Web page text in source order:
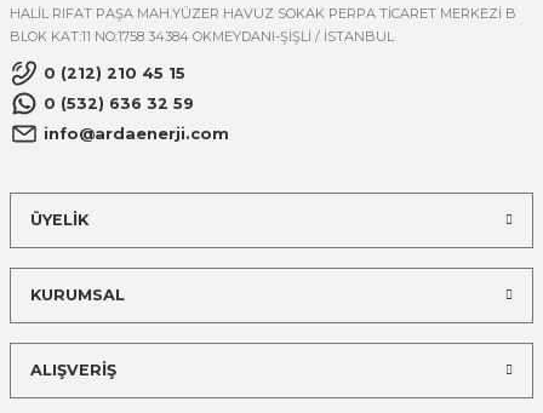
HALİL RIFAT PAŞA MAH.YÜZER HAVUZ SOKAK PERPA TİCARET MERKEZİ B
BLOK KAT:11 NO:1758 34384 OKMEYDANI-ŞİŞLİ / İSTANBUL
0 (212) 210 45 15
0 (532) 636 32 59
info@ardaenerji.com
ÜYELİK
KURUMSAL
ALIŞVERİŞ